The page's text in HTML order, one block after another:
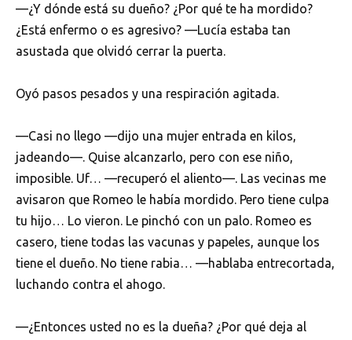
—¿Y dónde está su dueño? ¿Por qué te ha mordido?
¿Está enfermo o es agresivo? —Lucía estaba tan
asustada que olvidó cerrar la puerta.
Oyó pasos pesados y una respiración agitada.
—Casi no llego —dijo una mujer entrada en kilos,
jadeando—. Quise alcanzarlo, pero con ese niño,
imposible. Uf… —recuperó el aliento—. Las vecinas me
avisaron que Romeo le había mordido. Pero tiene culpa
tu hijo… Lo vieron. Le pinchó con un palo. Romeo es
casero, tiene todas las vacunas y papeles, aunque los
tiene el dueño. No tiene rabia… —hablaba entrecortada,
luchando contra el ahogo.
—¿Entonces usted no es la dueña? ¿Por qué deja al